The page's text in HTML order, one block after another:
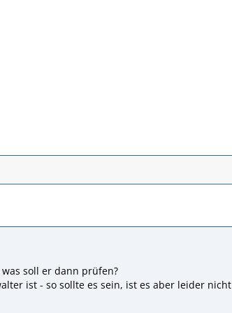
soll er dann prüfen?
ist - so sollte es sein, ist es aber leider nicht